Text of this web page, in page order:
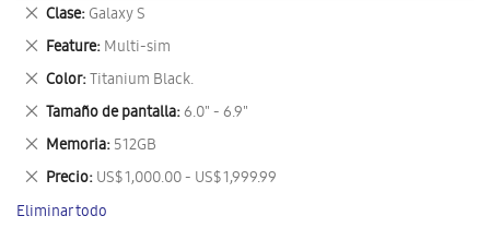
Clase Galaxy S
Eliminar
este
artículo
Feature Multi-sim
Eliminar
este
artículo
Color Titanium Black.
Eliminar
este
artículo
Tamaño de pantalla 6.0" - 6.9"
Eliminar
este
artículo
Memoria 512GB
Eliminar
este
artículo
Precio US$ 1,000.00 - US$ 1,999.99
Eliminar
este
artículo
Eliminar todo